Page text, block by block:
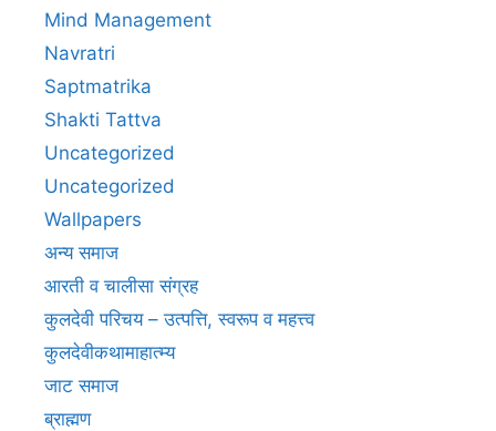
Mind Management
Navratri
Saptmatrika
Shakti Tattva
Uncategorized
Uncategorized
Wallpapers
अन्य समाज
आरती व चालीसा संग्रह
कुलदेवी परिचय – उत्पत्ति, स्वरूप व महत्त्व
कुलदेवीकथामाहात्म्य
जाट समाज
ब्राह्मण